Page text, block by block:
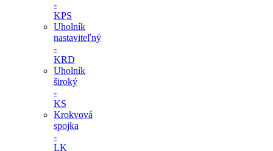
-
KPS
Uholník
nastaviteľný
-
KRD
Uholník
široký
-
KS
Krokvová
spojka
-
LK